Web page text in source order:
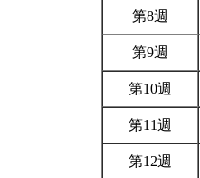
第8週
第9週
第10週
第11週
第12週